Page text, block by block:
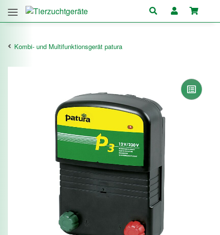
Kombi- und Multifunktionsgerät patura